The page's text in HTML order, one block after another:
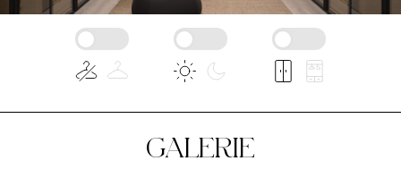
GALERIE